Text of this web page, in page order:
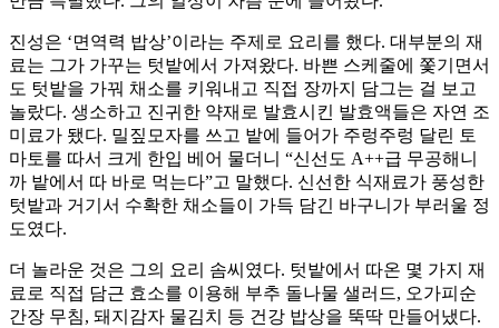
진성은 ‘면역력 밥상’이라는 주제로 요리를 했다. 대부분의 재
료는 그가 가꾸는 텃밭에서 가져왔다. 바쁜 스케줄에 쫓기면서
도 텃밭을 가꿔 채소를 키워내고 직접 장까지 담그는 걸 보고
놀랐다. 생소하고 진귀한 약재로 발효시킨 발효액들은 자연 조
미료가 됐다. 밀짚모자를 쓰고 밭에 들어가 주렁주렁 달린 토
마토를 따서 크게 한입 베어 물더니 “신선도 A++급 무공해니
까 밭에서 따 바로 먹는다”고 말했다. 신선한 식재료가 풍성한
텃밭과 거기서 수확한 채소들이 가득 담긴 바구니가 부러울 정
도였다.
더 놀라운 것은 그의 요리 솜씨였다. 텃밭에서 따온 몇 가지 재
료로 직접 담근 효소를 이용해 부추 돌나물 샐러드, 오가피순
간장 무침, 돼지감자 물김치 등 건강 밥상을 뚝딱 만들어냈다.